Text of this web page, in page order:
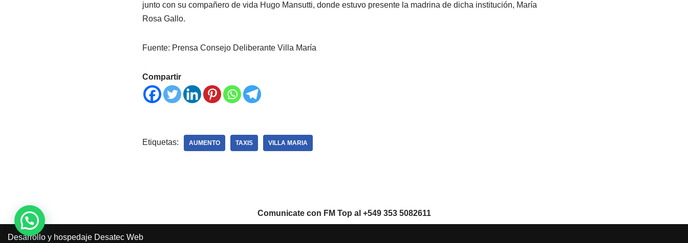
junto con su compañero de vida Hugo Mansutti, donde estuvo presente la madrina de dicha institución, María
Rosa Gallo.
Fuente: Prensa Consejo Deliberante Villa María
Compartir
Etiquetas: AUMENTO TAXIS VILLA MARIA
Comunicate con FM Top al +549 353 5082611
Desarrollo y hospedaje Desatec Web